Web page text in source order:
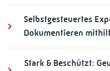
Selbstgesteuertes
Dokumentieren
Stark & Beschützt: